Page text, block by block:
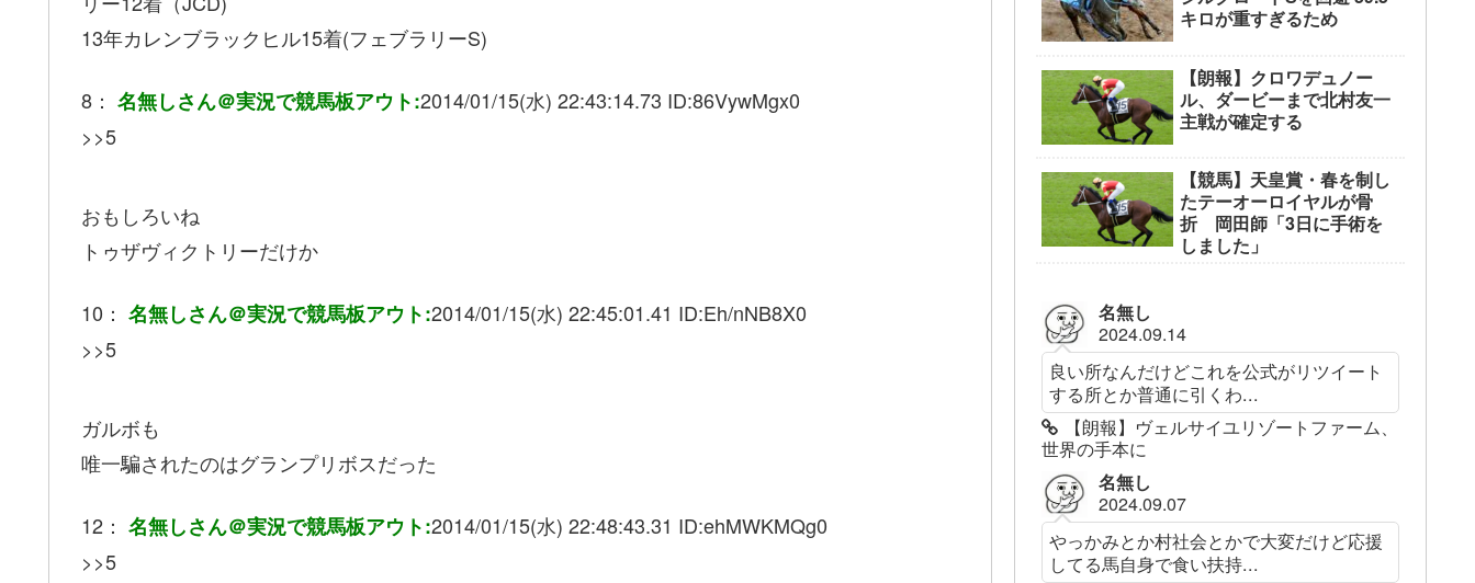
13年カレンブラックヒル15着(フェブラリーS)
8： 名無しさん＠実況で競馬板アウト:2014/01/15(水) 22:43:14.73 ID:86VywMgx0
>>5
おもしろいね
トゥザヴィクトリーだけか
10： 名無しさん＠実況で競馬板アウト:2014/01/15(水) 22:45:01.41 ID:Eh/nNB8X0
>>5
ガルボも
唯一騙されたのはグランプリボスだった
12： 名無しさん＠実況で競馬板アウト:2014/01/15(水) 22:48:43.31 ID:ehMWKMQg0
>>5
キロが重すぎるため
【朗報】クロワデュノー
ル、ダービーまで北村友一
主戦が確定する
【競馬】天皇賞・春を制し
たテーオーロイヤルが骨
折 岡田師「3日に手術を
しました」
名無し
2024.09.14
良い所なんだけどこれを公式がリツイート
する所とか普通に引くわ...
【朗報】ヴェルサイユリゾートファーム、
世界の手本に
名無し
2024.09.07
やっかみとか村社会とかで大変だけど応援
してる馬自身で食い扶持...